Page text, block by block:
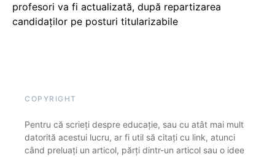
profesori va fi actualizată, după repartizarea
candidaților pe posturi titularizabile
COPYRIGHT
Pentru că scrieți despre educație, sau cu atât mai mult
datorită acestui lucru, ar fi util să citați cu link, atunci
când preluați un articol, părți dintr-un articol sau o idee